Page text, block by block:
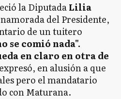
la DiputadaLilia
del Presidente,
de un tuitero
se comió nada".
en claro en otra de
en alusión a que
pero el mandatario
con Maturana.